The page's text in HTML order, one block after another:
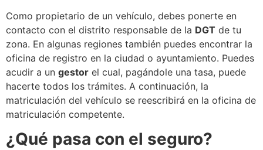
Como propietario de un vehículo, debes ponerte en
contacto con el distrito responsable de la DGT de tu
zona. En algunas regiones también puedes encontrar la
oficina de registro en la ciudad o ayuntamiento. Puedes
acudir a un gestor el cual, pagándole una tasa, puede
hacerte todos los trámites. A continuación, la
matriculación del vehículo se reescribirá en la oficina de
matriculación competente.
¿Qué pasa con el seguro?